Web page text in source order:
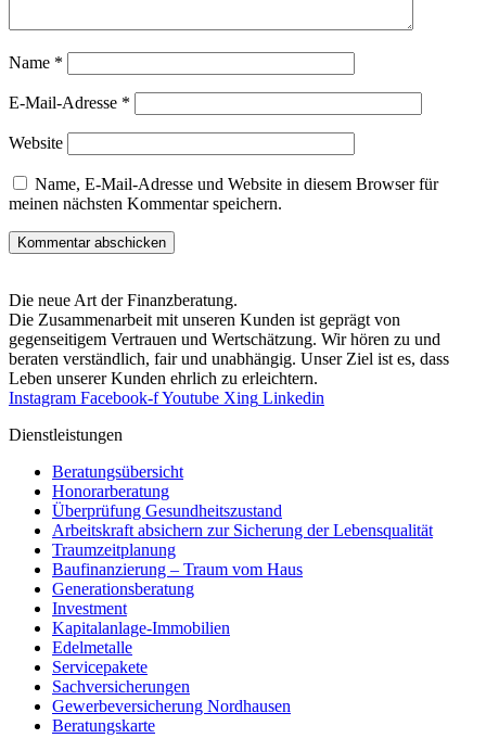
Name *
E-Mail-Adresse *
Website
Name, E-Mail-Adresse und Website in diesem Browser für
meinen nächsten Kommentar speichern.
Die neue Art der Finanzberatung.
Die Zusammenarbeit mit unseren Kunden ist geprägt von
gegenseitigem Vertrauen und Wertschätzung. Wir hören zu und
beraten verständlich, fair und unab­hängig. Unser Ziel ist es, dass
Leben unserer Kunden ehrlich zu erleichtern.
Instagram Facebook-fYoutube Xing Linkedin
Dienst­leistungen
Beratungsübersicht
Honorar­beratung
Überprüfung Gesundheits­zustand
Arbeitskraft absichern zur Sicherung der Lebensqualität
Traumzeit­planung
Baufinanzierung – Traum vom Haus
Generationsberatung
Investment
Kapitalanlage-Immobilien
Edelmetalle
Servicepakete
Sachversicherungen
Gewerbeversicherung Nordhausen
Beratungskarte